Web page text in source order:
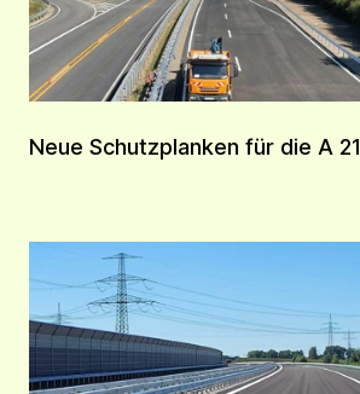
Neue Schutzplanken für die A 21